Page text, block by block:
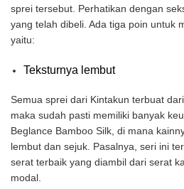
sprei tersebut. Perhatikan dengan
yang telah dibeli. Ada tiga poin untuk
yaitu:
Teksturnya lembut
Semua sprei dari Kintakun terbuat
maka sudah pasti memiliki banyak
Beglance Bamboo Silk, di mana
lembut dan sejuk. Pasalnya, seri ini
serat terbaik yang diambil dari serat
modal.